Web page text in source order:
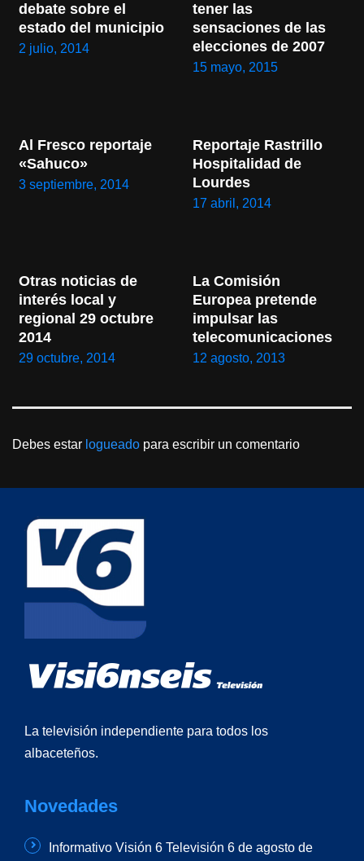
debate sobre el
estado del municipio
2 julio, 2014
tener las
sensaciones de las
elecciones de 2007
15 mayo, 2015
Al Fresco reportaje
«Sahuco»
3 septiembre, 2014
Reportaje Rastrillo
Hospitalidad de
Lourdes
17 abril, 2014
Otras noticias de
interés local y
regional 29 octubre
2014
29 octubre, 2014
La Comisión
Europea pretende
impulsar las
telecomunicaciones
12 agosto, 2013
Debes estar logueado para escribir un comentario
La televisión independiente para todos los
albaceteños.
Novedades
Informativo Visión 6 Televisión 6 de agosto de